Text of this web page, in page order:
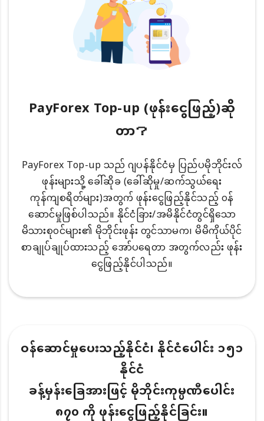
PayForex Top-up (ဖုန်းငွေဖြည့်)ဆို
တာ？
PayForex Top-up သည် ဂျပန်နိုင်ငံမှ ပြည်ပမိုဘိုင်းလ်
ဖုန်းများသို့ ခေါ်ဆိုခ (ခေါ်ဆိုမှု/ဆက်သွယ်ရေး
ကုန်ကျစရိတ်များ)အတွက် ဖုန်းငွေဖြည့်နိုင်သည့် ၀န်
ဆောင်မှုဖြစ်ပါသည်။ နိုင်ငံခြား/အမိနိုင်ငံတွင်ရှိသော
မိသားစု၀င်များ၏ မိုဘိုင်းဖုန်း တွင်သာမက၊ မိမိကိုယ်ပိုင်
စာချုပ်ချုပ်ထားသည့် အော်ပရေတာ အတွက်လည်း ဖုန်း
ငွေဖြည့်နိုင်ပါသည်။
ဝန်ဆောင်မှုပေးသည့်နိုင်ငံ၊ နိုင်ငံပေါင်း ၁၅၁
နိုင်ငံ
ခန့်မှန်းခြေအားဖြင့် မိုဘိုင်းကုမ္ပဏီပေါင်း
၈၇၀ ကို ဖုန်းငွေဖြည့်နိုင်ခြင်း။